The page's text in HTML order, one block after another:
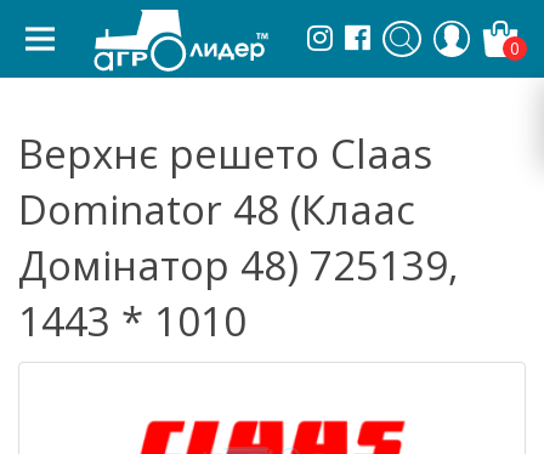
0
Верхнє решето Claas
Dominator 48 (Клаас
Домінатор 48) 725139,
1443 * 1010